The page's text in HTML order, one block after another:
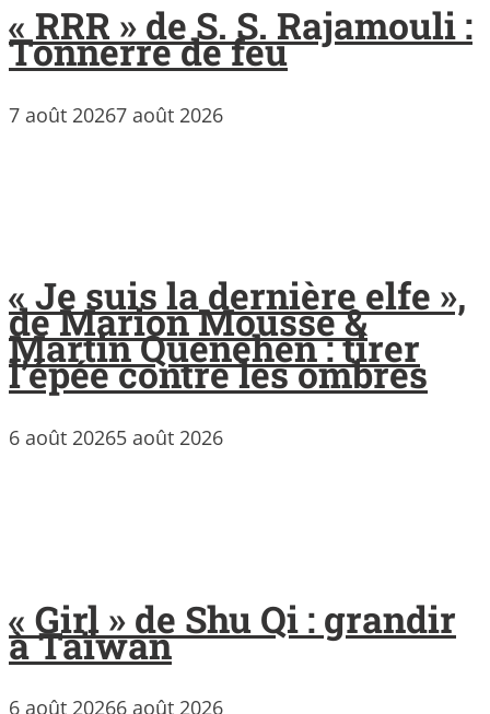
« RRR » de S. S. Rajamouli :
Tonnerre de feu
7 août 20267 août 2026
« Je suis la dernière elfe »,
de Marion Mousse &
Martin Quenehen : tirer
l’épée contre les ombres
6 août 20265 août 2026
« Girl » de Shu Qi : grandir
à Taïwan
6 août 20266 août 2026